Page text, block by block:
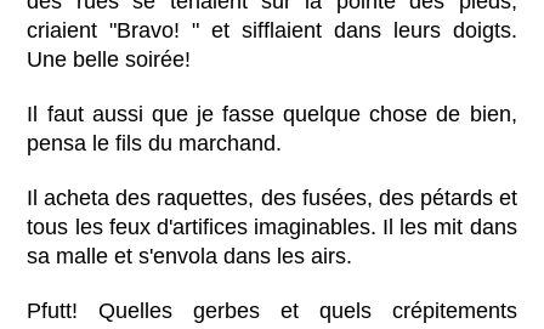
criaient "Bravo! " et sifflaient dans leurs doigts.
Une belle soirée!
Il faut aussi que je fasse quelque chose de bien,
pensa le fils du marchand.
Il acheta des raquettes, des fusées, des pétards et
tous les feux d'artifices imaginables. Il les mit dans
sa malle et s'envola dans les airs.
Pfutt! Quelles gerbes et quels crépitements